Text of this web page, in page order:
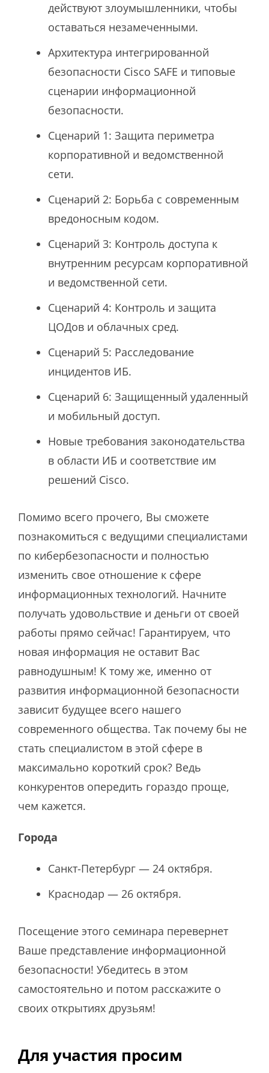
действуют злоумышленники, чтобы
оставаться незамеченными.
Архитектура интегрированной
безопасности Cisco SAFE и типовые
сценарии информационной
безопасности.
Сценарий 1: Защита периметра
корпоративной и ведомственной
сети.
Сценарий 2: Борьба с современным
вредоносным кодом.
Сценарий 3: Контроль доступа к
внутренним ресурсам корпоративной
и ведомственной сети.
Сценарий 4: Контроль и защита
ЦОДов и облачных сред.
Сценарий 5: Расследование
инцидентов ИБ.
Сценарий 6: Защищенный удаленный
и мобильный доступ.
Новые требования законодательства
в области ИБ и соответствие им
решений Cisco.
Помимо всего прочего, Вы сможете
познакомиться с ведущими специалистами
по кибербезопасности и полностью
изменить свое отношение к сфере
информационных технологий. Начните
получать удовольствие и деньги от своей
работы прямо сейчас! Гарантируем, что
новая информация не оставит Вас
равнодушным! К тому же, именно от
развития информационной безопасности
зависит будущее всего нашего
современного общества. Так почему бы не
стать специалистом в этой сфере в
максимально короткий срок? Ведь
конкурентов опередить гораздо проще,
чем кажется.
Города
Санкт-Петербург — 24 октября.
Краснодар — 26 октября.
Посещение этого семинара перевернет
Ваше представление информационной
безопасности! Убедитесь в этом
самостоятельно и потом расскажите о
своих открытиях друзьям!
Для участия просим